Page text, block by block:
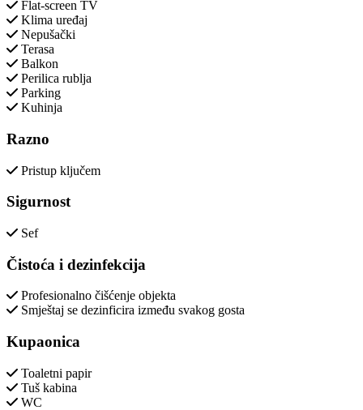
Flat-screen TV
Klima uređaj
Nepušački
Terasa
Balkon
Perilica rublja
Parking
Kuhinja
Razno
Pristup ključem
Sigurnost
Sef
Čistoća i dezinfekcija
Profesionalno čišćenje objekta
Smještaj se dezinficira između svakog gosta
Kupaonica
Toaletni papir
Tuš kabina
WC